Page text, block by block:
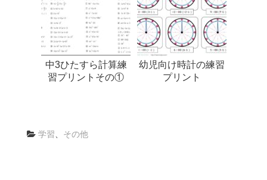
中3ひたすら計算練
習プリントその①
幼児向け時計の練習
プリント
学習 その他